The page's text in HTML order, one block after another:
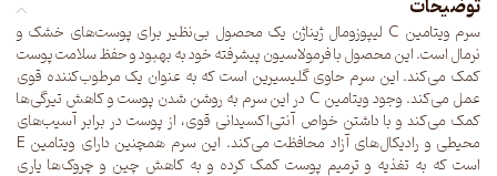
توضیحات
سرم ویتامین C لیپوزومال ژیناژن یک محصول بی‌نظیر برای پوست‌های خشک و
نرمال است. این محصول با فرمولاسیون پیشرفته خود به بهبود و حفظ سلامت پوست
کمک می‌کند. این سرم حاوی گلیسیرین است که به عنوان یک مرطوب‌کننده قوی
عمل می‌کند. وجود ویتامین C در این سرم به روشن شدن پوست و کاهش تیرگی‌ها
کمک می‌کند و با داشتن خواص آنتی‌اکسیدانی قوی، از پوست در برابر آسیب‌های
محیطی و رادیکال‌های آزاد محافظت می‌کند. این سرم همچنین دارای ویتامین E
است که به تغذیه و ترمیم پوست کمک کرده و به کاهش چین و چروک‌ها یاری